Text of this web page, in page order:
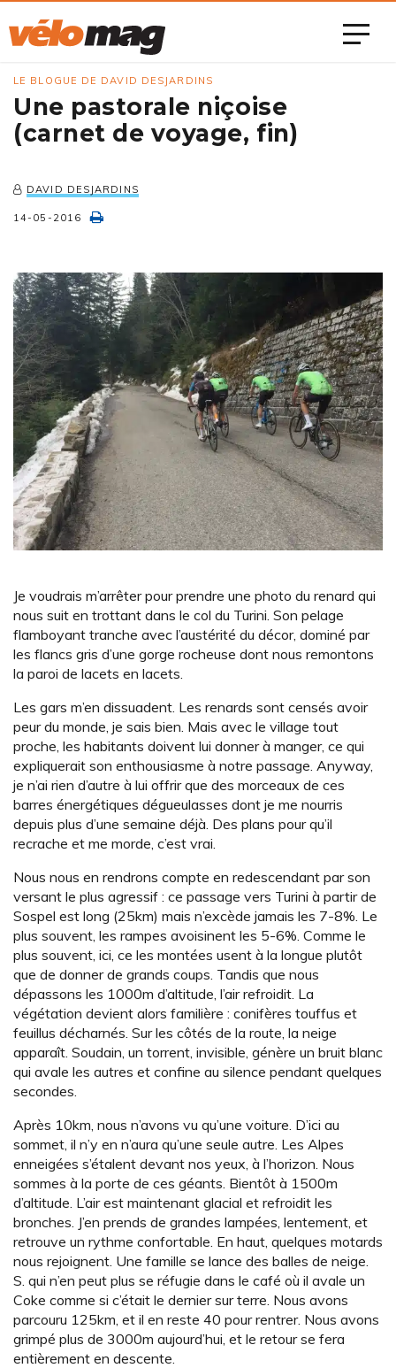
LE BLOGUE DE DAVID DESJARDINS
Une pastorale niçoise
(carnet de voyage, fin)
DAVID DESJARDINS
14-05-2016
Je voudrais m’arrêter pour prendre une photo du renard qui
nous suit en trottant dans le col du Turini. Son pelage
flamboyant tranche avec l’austérité du décor, dominé par
les flancs gris d’une gorge rocheuse dont nous remontons
la paroi de lacets en lacets.
Les gars m’en dissuadent. Les renards sont censés avoir
peur du monde, je sais bien. Mais avec le village tout
proche, les habitants doivent lui donner à manger, ce qui
expliquerait son enthousiasme à notre passage. Anyway,
je n’ai rien d’autre à lui offrir que des morceaux de ces
barres énergétiques dégueulasses dont je me nourris
depuis plus d’une semaine déjà. Des plans pour qu’il
recrache et me morde, c’est vrai.
Nous nous en rendrons compte en redescendant par son
versant le plus agressif : ce passage vers Turini à partir de
Sospel est long (25km) mais n’excède jamais les 7-8%. Le
plus souvent, les rampes avoisinent les 5-6%. Comme le
plus souvent, ici, ce les montées usent à la longue plutôt
que de donner de grands coups. Tandis que nous
dépassons les 1000m d’altitude, l’air refroidit. La
végétation devient alors familière : conifères touffus et
feuillus décharnés. Sur les côtés de la route, la neige
apparaît. Soudain, un torrent, invisible, génère un bruit blanc
qui avale les autres et confine au silence pendant quelques
secondes.
Après 10km, nous n’avons vu qu’une voiture. D’ici au
sommet, il n’y en n’aura qu’une seule autre. Les Alpes
enneigées s’étalent devant nos yeux, à l’horizon. Nous
sommes à la porte de ces géants. Bientôt à 1500m
d’altitude. L’air est maintenant glacial et refroidit les
bronches. J’en prends de grandes lampées, lentement, et
retrouve un rythme confortable. En haut, quelques motards
nous rejoignent. Une famille se lance des balles de neige.
S. qui n’en peut plus se réfugie dans le café où il avale un
Coke comme si c’était le dernier sur terre. Nous avons
parcouru 125km, et il en reste 40 pour rentrer. Nous avons
grimpé plus de 3000m aujourd’hui, et le retour se fera
entièrement en descente.